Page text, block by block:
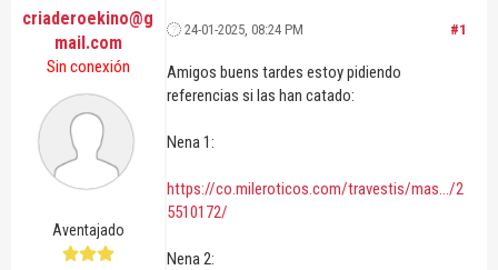
criaderoekino@g
mail.com
Sin conexión
Aventajado
#1
24-01-2025, 08:24 PM
Amigos buens tardes estoy pidiendo
referencias si las han catado:
Nena 1:
https://co.mileroticos.com/travestis/mas.../2
5510172/
Nena 2: